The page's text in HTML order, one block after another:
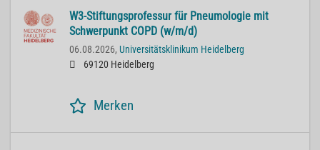
W3-Stiftungsprofessur für Pneumologie mit
Schwerpunkt COPD (w/m/d)
06.08.2026, Universitätsklinikum Heidelberg
69120 Heidelberg
Merken